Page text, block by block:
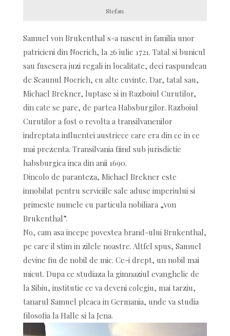
Stefan
Samuel von Brukenthal s-a nascut in familia unor
patricieni din Nocrich, la 26 iulie 1721. Tatal si bunicul
sau fusesera juzi regali in localitate, deci raspundeau
de Scaunul Nocrich, cu alte cuvinte. Dar, tatal sau,
Michael Brekner, luptase si in Razboiul Curutilor,
din cate se pare, de partea Habsburgilor. Razboiul
Curutilor a fost o revolta a transilvanenilor
indreptata influentei austriece care era din ce in ce
mai prezenta. Transilvania fiind sub jurisdictie
habsburgica inca din anii 1690.
Dincolo de paranteza, Michael Brekner este
innobilat pentru serviciile sale aduse imperiului si
primeste numele cu particula nobiliara „von
Brukenthal”.
No, cam asa incepe povestea brand-ului Brukenthal,
pe care il stim in zilele noastre. Altfel spus, Samuel
devine fiu de nobil de mic. Ce-i drept, un nobil mai
micut. Dupa ce studiaza la gimnaziul evanghelic de
la Sibiu, institutie ce va deveni colegiu, mai tarziu,
tanarul Samuel pleaca in Germania, unde va studia
filosofia la Halle si la Jena.